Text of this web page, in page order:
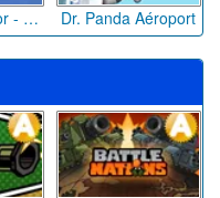
Flight Simulator - Fly Plane 3D Dr. Panda Aéroport